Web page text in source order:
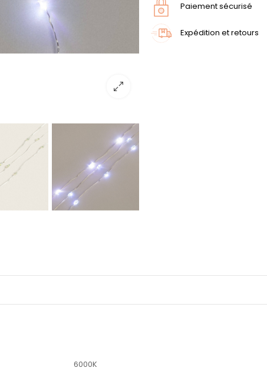
Paiement sécurisé
Expédition et retours
6000K